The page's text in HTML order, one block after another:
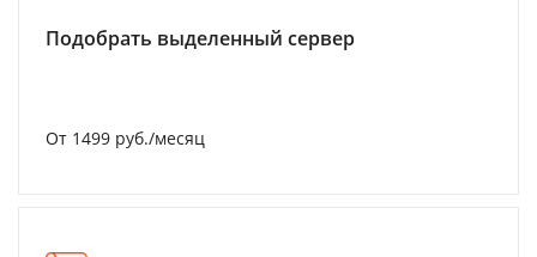
Подобрать выделенный сервер
От 1499 руб./месяц